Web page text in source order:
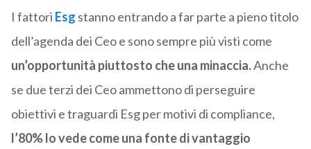
I fattori Esg stanno entrando a far parte a pieno titolo
dell’agenda dei Ceo e sono sempre più visti come
un’opportunità piuttosto che una minaccia.Anche
se due terzi dei Ceo ammettono di perseguire
obiettivi e traguardi Esg per motivi di compliance,
l’80% lo vede come una fonte di vantaggio